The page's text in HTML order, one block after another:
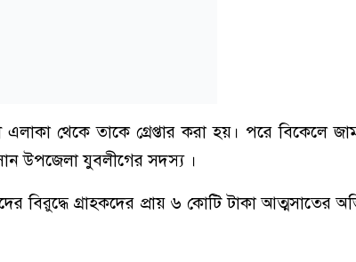
থেকে তাকে গ্রেপ্তার করা হয়। পরে বিকেলে
উপজেলা যুবলীগের সদস্য ।
বিরুদ্ধে গ্রাহকদের প্রায় ৬ কোটি টাকা আত্মসাতের